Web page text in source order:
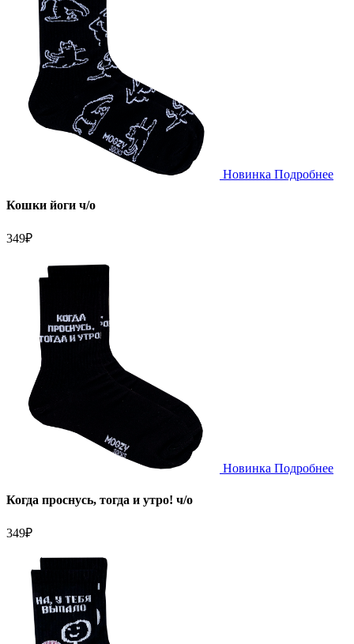
Новинка Подробнее
Кошки йоги ч/о
349₽
Новинка Подробнее
Когда проснусь, тогда и утро! ч/о
349₽